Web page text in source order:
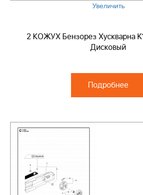
Увеличить
2 КОЖУХ Бензорез Хускварна
Дисковый
Подробнее